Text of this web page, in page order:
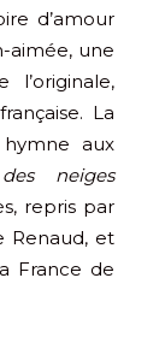
d’amour
aimée, une
La
aux
neiges
repris par
Renaud, et
France de